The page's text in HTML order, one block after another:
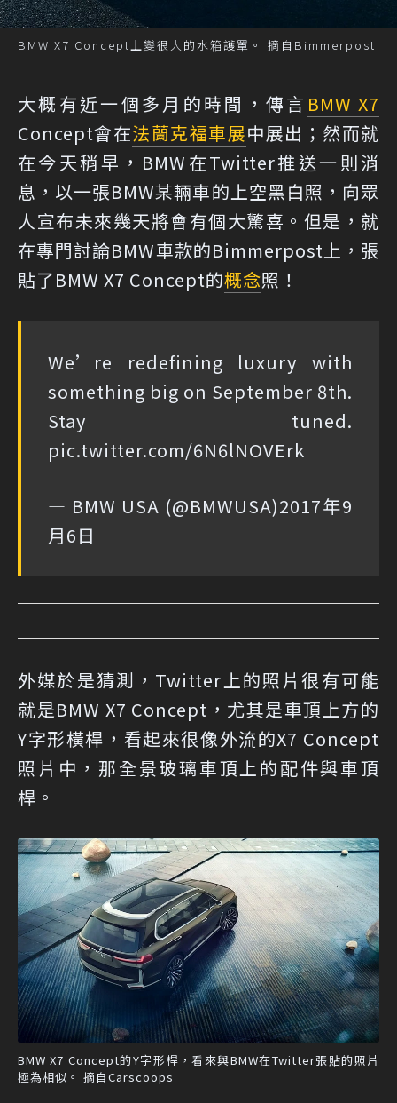
BMW X7 Concept上變很大的水箱護罩。 摘自Bimmerpost
大概有近一個多月的時間，傳言 BMW X7
Concept會在法蘭克福車展中展出；然而就
在今天稍早，BMW在Twitter推送一則消
息，以一張BMW某輛車的上空黑白照，向眾
人宣布未來幾天將會有個大驚喜。但是，就
在專門討論BMW車款的Bimmerpost上，張
貼了BMW X7 Concept的概念照！
We’re redefining luxury with
something big on September 8th.
Stay tuned.
pic.twitter.com/6N6lNOVErk
— BMW USA (@BMWUSA)2017年9
月6日
外媒於是猜測，Twitter上的照片很有可能
就是BMW X7 Concept，尤其是車頂上方的
Y字形橫桿，看起來很像外流的X7 Concept
照片中，那全景玻璃車頂上的配件與車頂
桿。
BMW X7 Concept的Y字形桿，看來與BMW在Twitter張貼的照片
極為相似。 摘自Carscoops